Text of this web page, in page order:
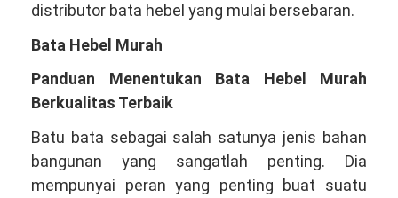
distributor bata hebel yang mulai bersebaran.
Bata Hebel Murah
Panduan Menentukan Bata Hebel Murah
Berkualitas Terbaik
Batu bata sebagai salah satunya jenis bahan
bangunan yang sangatlah penting. Dia
mempunyai peran yang penting buat suatu